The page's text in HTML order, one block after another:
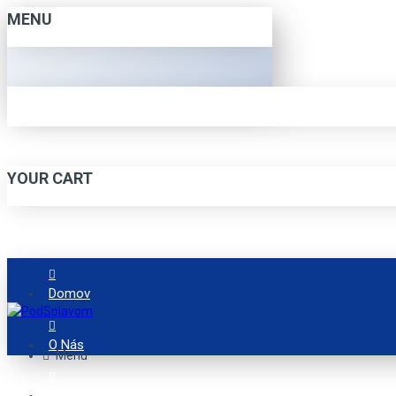
MENU
YOUR CART
Domov
O Nás
Menu